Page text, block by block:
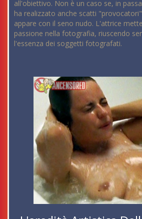
all'obiettivo. Non è un caso se, in
ha realizzato anche scatti
appare con il seno nudo. L'attrice
passione nella fotografia, riuscendo
l'essenza dei soggetti fotografati.